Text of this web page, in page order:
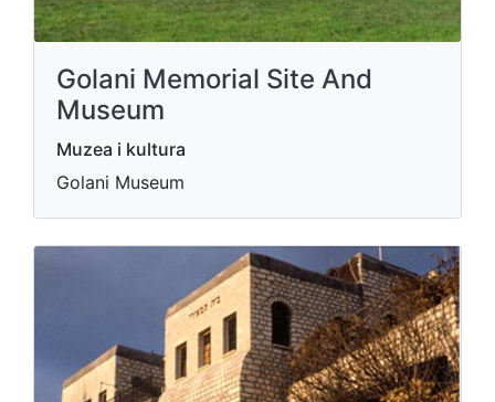
Golani Memorial Site And
Museum
Muzea i kultura
Golani Museum